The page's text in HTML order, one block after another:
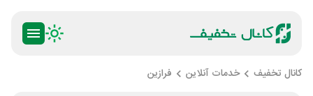
کانال تخفیف خدمات آنلاین فرازین